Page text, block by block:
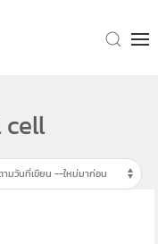
cell